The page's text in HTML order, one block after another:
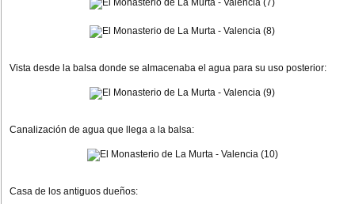
Vista desde la balsa donde se almacenaba el agua para su uso posterior:
Canalización de agua que llega a la balsa:
Casa de los antiguos dueños: